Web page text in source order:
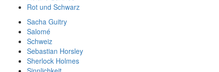
Rot und Schwarz
Sacha Guitry
Salomé
Schweiz
Sebastian Horsley
Sherlock Holmes